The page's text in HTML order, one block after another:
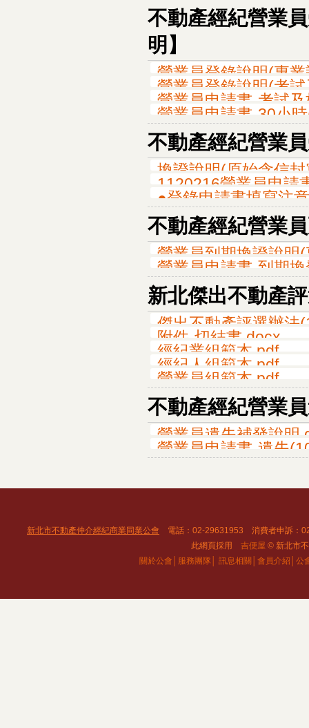
不動產經紀營業
明】
營業員登錄說明(專
營業員登錄說明(考
營業員申請書-考試
營業員申請書-30小
不動產經紀營業
換證說明(原始含信
1120216營業員申請
●登錄申請書填寫注
不動產經紀營業
營業員到期換證說明
營業員申請書-到期
新北傑出不動產
傑出不動產評選辦法
附件-切結書.docx
經紀業組範本.pdf
經紀人組範本.pdf
營業員組範本.pdf
不動產經紀營業
營業員遺失補發說明
營業員申請書-遺失
新北市不動產仲介經紀商業同業公會 電話：02-29631953 消費者申訴：
此網頁採用 吉便屋 © 新北市
關於公會│ 服務團隊│ 訊息相關│ 會員介紹│ 公